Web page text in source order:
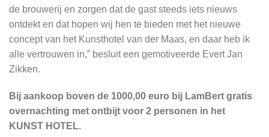
de brouwerij en zorgen dat de gast steeds iets nieuws
ontdekt en dat hopen wij hen te bieden met het nieuwe
concept van het Kunsthotel van der Maas, en daar heb ik
alle vertrouwen in,” besluit een gemotiveerde Evert Jan
Zikken.
Bij aankoop boven de 1000,00 euro bij LamBert gratis
overnachting met ontbijt voor 2 personen in het
KUNST HOTEL.